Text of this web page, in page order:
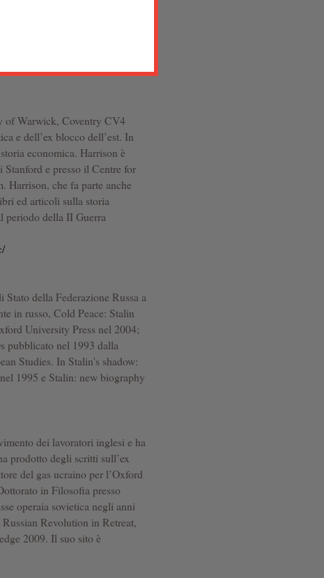
of Warwick, Coventry CV4
e dell’ex blocco dell’est. In
economica. Harrison è
Stanford e presso il Centre for
Harrison, che fa parte anche
ed articoli sulla storia
periodo della II Guerra
Stato della Federazione Russa a
in russo, Cold Peace: Stalin
University Press nel 2004;
pubblicato nel 1993 dalla
Studies. In Stalin's shadow:
1995 e Stalin: new biography
dei lavoratori inglesi e ha
prodotto degli scritti sull’ex
del gas ucraino per l’Oxford
in Filosofia presso
operaia sovietica negli anni
Revolution in Retreat,
2009. Il suo sito è